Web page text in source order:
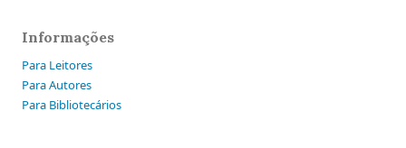
Informações
Para Leitores
Para Autores
Para Bibliotecários